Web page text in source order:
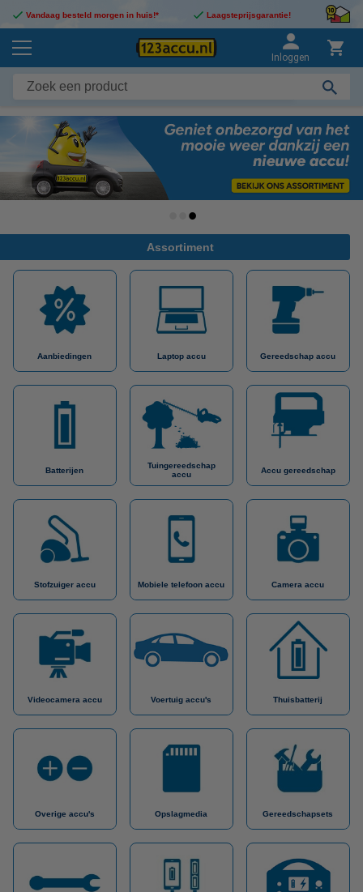
Vandaag besteld morgen in huis!* Laagsteprijsgarantie!
Inloggen
Assortiment
Aanbiedingen Laptop accu Gereedschap accu
Batterijen
Tuingereedschap
accu
Accu gereedschap
Stofzuiger accu Mobiele telefoon accu Camera accu
Videocamera accu Voertuig accu's Thuisbatterij
Overige accu's Opslagmedia Gereedschapsets